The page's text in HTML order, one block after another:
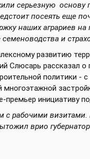
серьезную
посеять еще
наших аграриев на
и
развитию
Слюсарь рассказал о
политики -
премьер инициативу
с рабочими
врио